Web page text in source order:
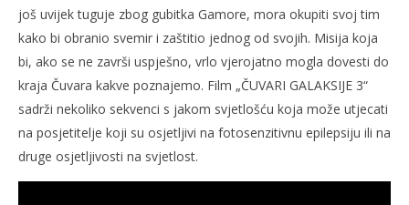
još uvijek tuguje zbog gubitka Gamore, mora okupiti svoj tim
kako bi obranio svemir i zaštitio jednog od svojih. Misija koja
bi, ako se ne završi uspješno, vrlo vjerojatno mogla dovesti do
kraja Čuvara kakve poznajemo. Film „ČUVARI GALAKSIJE 3“
sadrži nekoliko sekvenci s jakom svjetlošću koja može utjecati
na posjetitelje koji su osjetljivi na fotosenzitivnu epilepsiju ili na
druge osjetljivosti na svjetlost.